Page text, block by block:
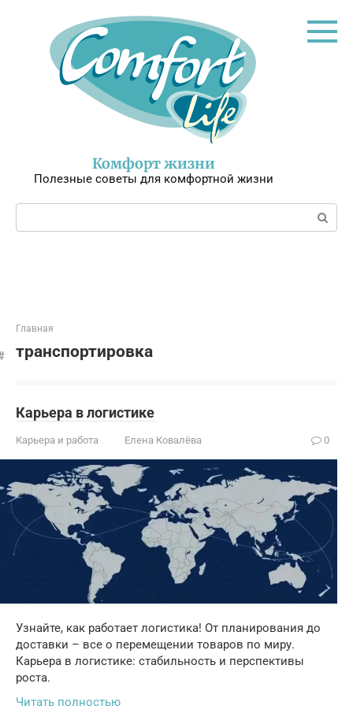
Комфорт жизни
Полезные советы для комфортной жизни
Поиск:
Главная
транспортировка
Карьера в логистике
Карьера и работа Елена Ковалёва 0
Узнайте, как работает логистика! От планирования до
доставки – все о перемещении товаров по миру.
Карьера в логистике: стабильность и перспективы
роста.
Читать полностью